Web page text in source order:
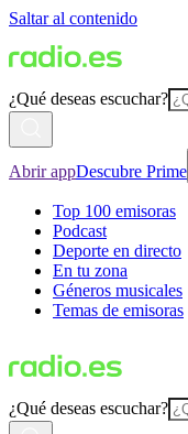
Saltar al contenido
¿Qué deseas escuchar?
Abrir appDescubre Prime
Top 100 emisoras
Podcast
Deporte en directo
En tu zona
Géneros musicales
Temas de emisoras
¿Qué deseas escuchar?